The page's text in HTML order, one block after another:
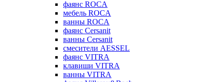
фаянс ROCA
мебель ROCA
ванны ROCA
фаянс Cersanit
ванны Cersanit
смесители AESSEL
фаянс VITRA
клавиши VITRA
ванны VITRA